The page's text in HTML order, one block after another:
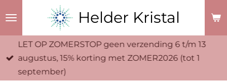
naar
Helder Kristal
LET OP ZOMERSTOP geen verzending 6 t/m 13
augustus, 15% korting met ZOMER2026 (tot 1
september)